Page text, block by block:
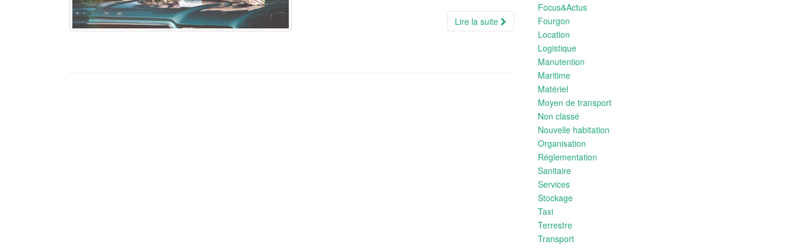
Lire la suite
Focus&Actus
Fourgon
Location
Logistique
Manutention
Maritime
Matériel
Moyen de transport
Non classé
Nouvelle habitation
Organisation
Réglementation
Sanitaire
Services
Stockage
Taxi
Terrestre
Transport